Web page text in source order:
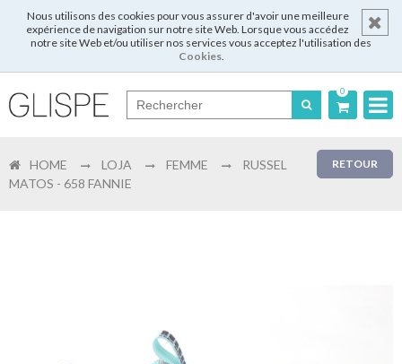
Nous utilisons des cookies pour vous assurer d'avoir une meilleure
expérience de navigation sur notre site Web. Lorsque vous accédez
notre site Web et/ou utiliser nos services vous acceptez l'utilisation des
Cookies.
0
English RETOUR
HOME LOJA FEMME
RUSSEL
MATOS - 658 FANNIE